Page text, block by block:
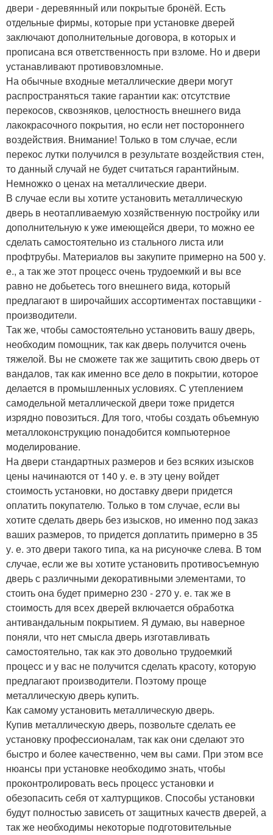
двери - деревянный или покрытые бронёй. Есть
отдельные фирмы, которые при установке дверей
заключают дополнительные договора, в которых и
прописана вся ответственность при взломе. Но и двери
устанавливают противовзломные.
На обычные входные металлические двери могут
распространяться такие гарантии как: отсутствие
перекосов, сквозняков, целостность внешнего вида
лакокрасочного покрытия, но если нет постороннего
воздействия. Внимание! Только в том случае, если
перекос лутки получился в результате воздействия стен,
то данный случай не будет считаться гарантийным.
Немножко о ценах на металлические двери.
В случае если вы хотите установить металлическую
дверь в неотапливаемую хозяйственную постройку или
дополнительную к уже имеющейся двери, то можно ее
сделать самостоятельно из стального листа или
профтрубы. Материалов вы закупите примерно на 500 у.
е., а так же этот процесс очень трудоемкий и вы все
равно не добьетесь того внешнего вида, который
предлагают в широчайших ассортиментах поставщики -
производители.
Так же, чтобы самостоятельно установить вашу дверь,
необходим помощник, так как дверь получится очень
тяжелой. Вы не сможете так же защитить свою дверь от
вандалов, так как именно все дело в покрытии, которое
делается в промышленных условиях. С утеплением
самодельной металлической двери тоже придется
изрядно повозиться. Для того, чтобы создать объемную
металлоконструкцию понадобится компьютерное
моделирование.
На двери стандартных размеров и без всяких изысков
цены начинаются от 140 у. е. в эту цену войдет
стоимость установки, но доставку двери придется
оплатить покупателю. Только в том случае, если вы
хотите сделать дверь без изысков, но именно под заказ
ваших размеров, то придется доплатить примерно в 35
у. е. это двери такого типа, ка на рисуночке слева. В том
случае, если же вы хотите установить противосъемную
дверь с различными декоративными элементами, то
стоить она будет примерно 230 - 270 у. е. так же в
стоимость для всех дверей включается обработка
антивандальным покрытием. Я думаю, вы наверное
поняли, что нет смысла дверь изготавливать
самостоятельно, так как это довольно трудоемкий
процесс и у вас не получится сделать красоту, которую
предлагают производители. Поэтому проще
металлическую дверь купить.
Как самому установить металлическую дверь.
Купив металлическую дверь, позвольте сделать ее
установку профессионалам, так как они сделают это
быстро и более качественно, чем вы сами. При этом все
нюансы при установке необходимо знать, чтобы
проконтролировать весь процесс установки и
обезопасить себя от халтурщиков. Способы установки
будут полностью зависеть от защитных качеств дверей, а
так же необходимы некоторые подготовительные